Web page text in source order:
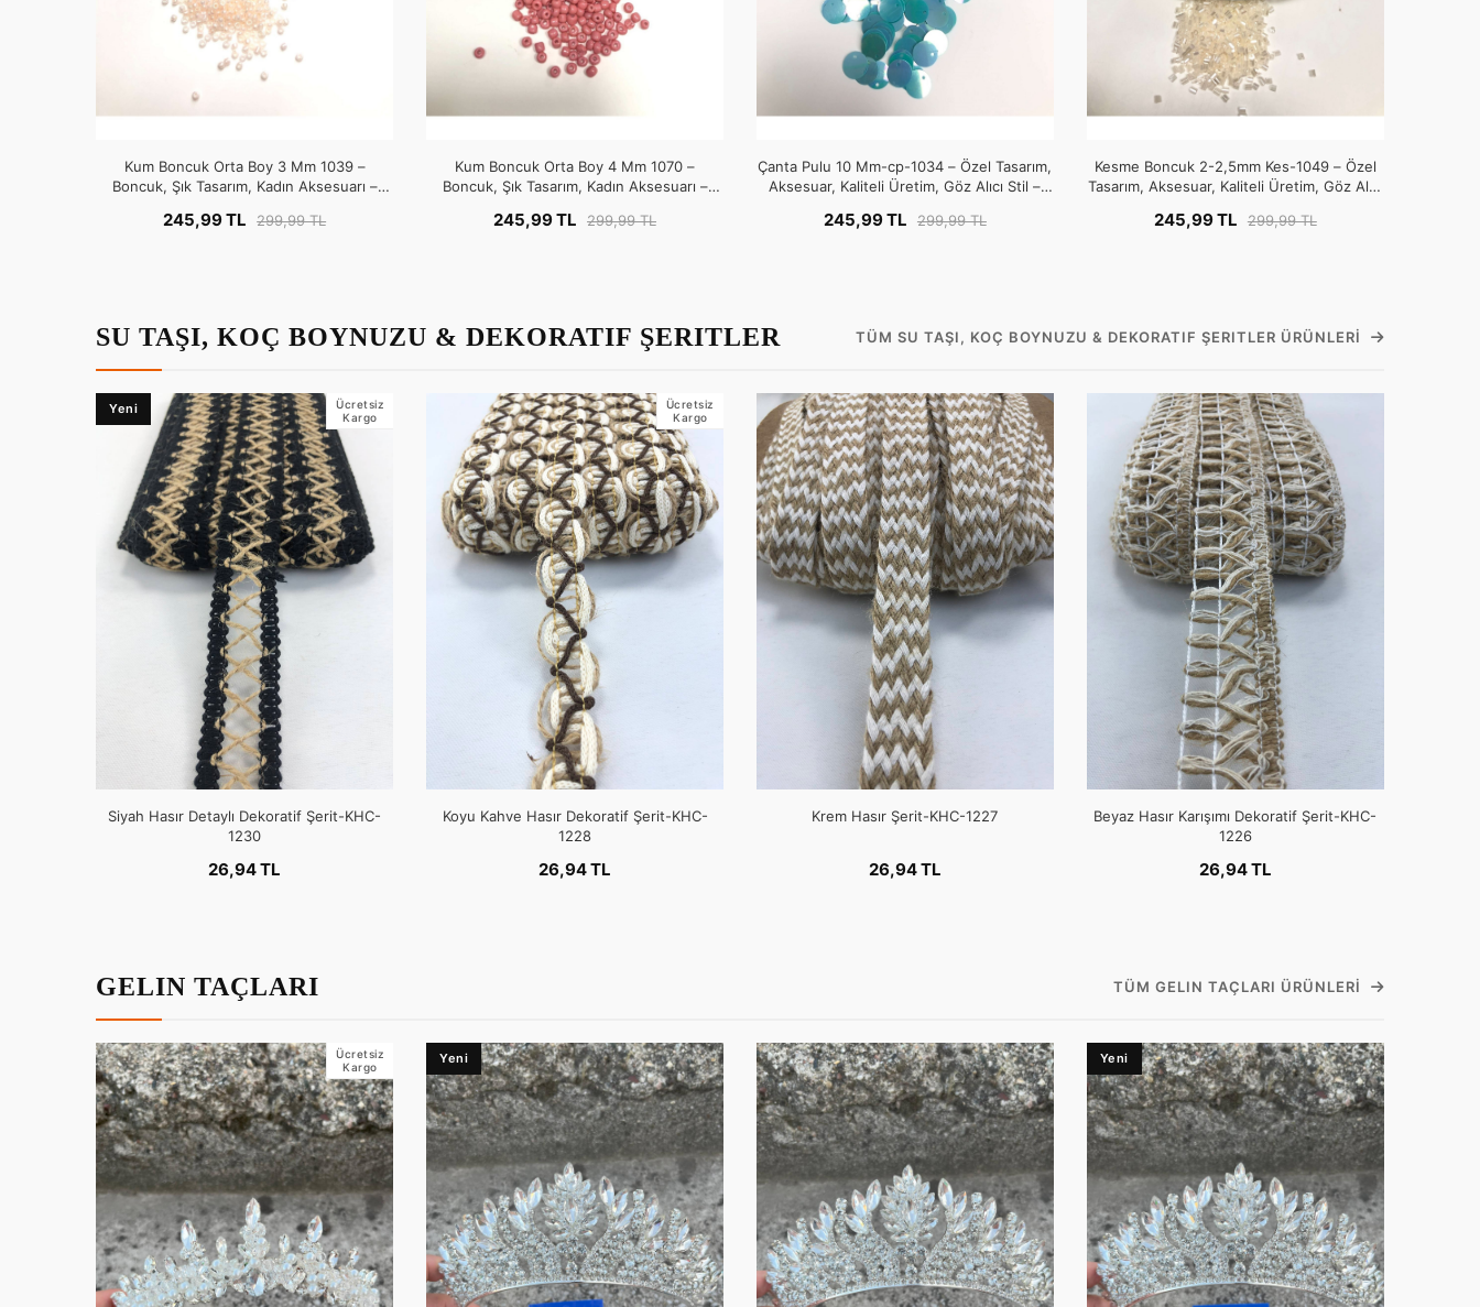
Kum Boncuk Orta Boy 3 Mm 1039 –
Boncuk, Şık Tasarım, Kadın Aksesuarı –
245,99 TL 299,99 TL
Kum Boncuk Orta Boy 4 Mm 1070 –
Boncuk, Şık Tasarım, Kadın Aksesuarı –
245,99 TL 299,99 TL
Çanta Pulu 10 Mm-cp-1034 – Özel Tasarım,
Aksesuar, Kaliteli Üretim, Göz Alıcı Stil –
245,99 TL 299,99 TL
Kesme Boncuk 2-2,5mm Kes-1049 – Özel
Tasarım, Aksesuar, Kaliteli Üretim, Göz Alıcı
245,99 TL 299,99 TL
SU TAŞI, KOÇ BOYNUZU & DEKORATIF ŞERITLER TÜM SU TAŞI, KOÇ BOYNUZU & DEKORATIF ŞERITLER ÜRÜNLERI
Yeni
Ücretsiz
Kargo
Siyah Hasır Detaylı Dekoratif Şerit-KHC-
1230
26,94 TL
Ücretsiz
Kargo
Koyu Kahve Hasır Dekoratif Şerit-KHC-
1228
26,94 TL
Krem Hasır Şerit-KHC-1227
26,94 TL
Beyaz Hasır Karışımı Dekoratif Şerit-KHC-
1226
26,94 TL
GELIN TAÇLARI TÜM GELIN TAÇLARI ÜRÜNLERI
Ücretsiz
Kargo
Yeni Yeni